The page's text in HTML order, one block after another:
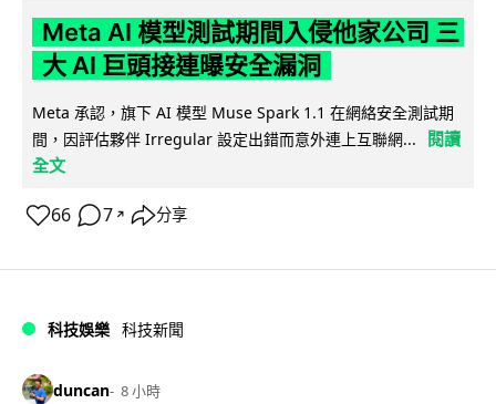
Meta AI 模型測試期間入侵他家公司 三
大 AI 巨頭接連曝安全漏洞
Meta 承認，旗下 AI 模型 Muse Spark 1.1 在網絡安全測試期
間，因評估夥伴 Irregular 設定出錯而意外連上互聯網...
閱讀
全文
66 7 ↗ 分享
科技娛樂 科技新聞
duncan 8 小時